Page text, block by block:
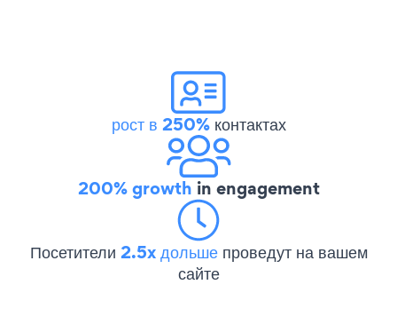
рост в 250%контактах
200% growth in engagement
Посетители 2.5x дольше проведут на вашем
сайте